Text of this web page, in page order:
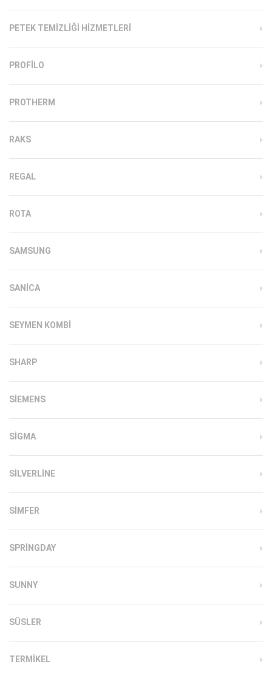
PETEK TEMIZLIĞI HIZMETLERI
PROFILO
PROTHERM
RAKS
REGAL
ROTA
SAMSUNG
SANICA
SEYMEN KOMBI
SHARP
SIEMENS
SIGMA
SILVERLINE
SIMFER
SPRINGDAY
SUNNY
SÜSLER
TERMIKEL